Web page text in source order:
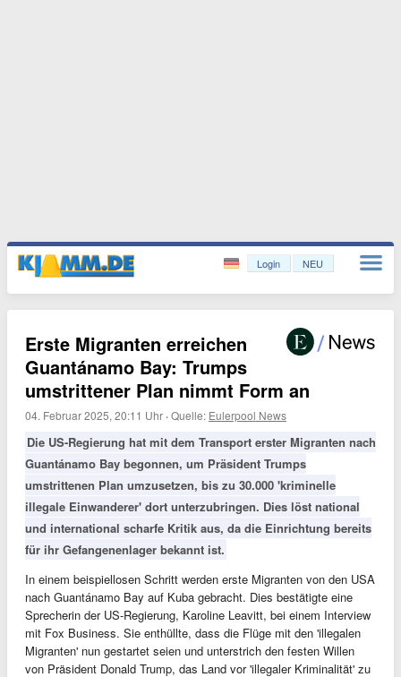
Login NEU
Erste Migranten erreichen
Guantánamo Bay: Trumps
umstrittener Plan nimmt Form an
04. Februar 2025, 20:11 Uhr ·Quelle: Eulerpool News
Die US-Regierung hat mit dem Transport erster Migranten nach
Guantánamo Bay begonnen, um Präsident Trumps
umstrittenen Plan umzusetzen, bis zu 30.000 'kriminelle
illegale Einwanderer' dort unterzubringen. Dies löst national
und international scharfe Kritik aus, da die Einrichtung bereits
für ihr Gefangenenlager bekannt ist.
In einem beispiellosen Schritt werden erste Migranten von den USA
nach Guantánamo Bay auf Kuba gebracht. Dies bestätigte eine
Sprecherin der US-Regierung, Karoline Leavitt, bei einem Interview
mit Fox Business. Sie enthüllte, dass die Flüge mit den 'illegalen
Migranten' nun gestartet seien und unterstrich den festen Willen
von Präsident Donald Trump, das Land vor 'illegaler Kriminalität' zu